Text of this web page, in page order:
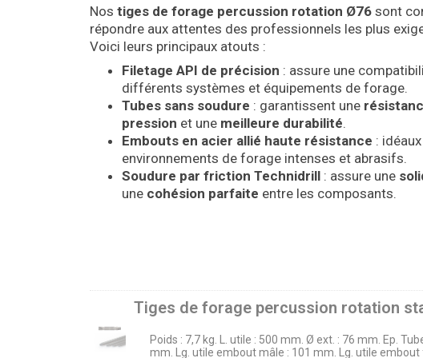
Nos tiges de forage percussion rotation Ø76 sont
répondre aux attentes des professionnels les plus
Voici leurs principaux atouts :
Filetage API de précision : assure une
différents systèmes et équipements de forage.
Tubes sans soudure : garantissent une
pression et une meilleure durabilité.
Embouts en acier allié haute résistance :
environnements de forage intenses et abrasifs.
Soudure par friction Technidrill : assure une
une cohésion parfaite entre les composants.
Tiges de forage percussion rotation
Poids : 7,7 kg. L. utile : 500 mm. Ø ext. : 76 mm. Ep.
mm. Lg. utile embout mâle : 101 mm. Lg. utile embout